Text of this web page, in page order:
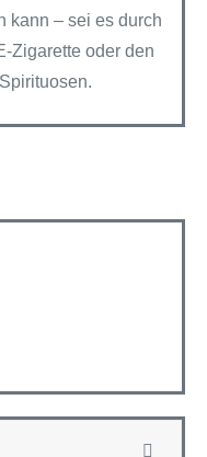
kann – sei es durch
Zigarette oder den